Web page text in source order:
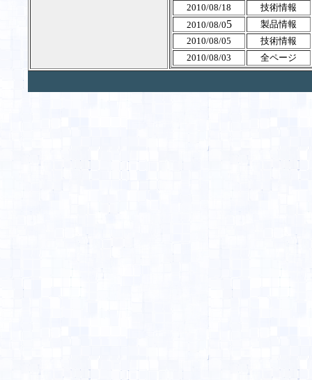
2010/08/18
技術情報
2010/08/05
製品情報
2010/08/05
技術情報
2010/08/03
全ページ